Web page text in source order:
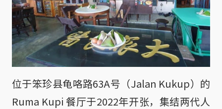
位于笨珍县龟咯路63A号（Jalan Kukup）的
Ruma Kupi 餐厅于2022年开张，集结两代人